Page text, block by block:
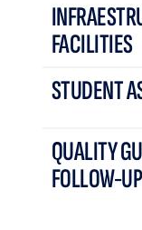
FACILITIES
STUDENT
QUALITY
FOLLOW-UP